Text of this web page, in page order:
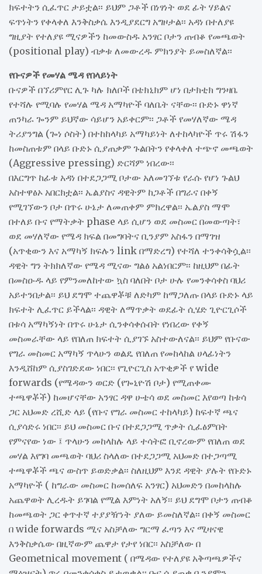
ክፍተትን ሲፈጥር ታይቷል፡፡ ይህም ጋቶች በነፃነት ወደ ፊት ሃይልና
ፍጥነትን የቀላቀለ እንቅስቃሴ እንዲያደርግ አግዞታል፡፡ አዳነ በተለያዩ
ግዚያት የተለያዩ ሚናዎችን ከመውስዱ አንፃር ቦታን ጠብቆ የመጫወት
(positional play) ብቃቱ ለመውረዱ ምክንያት ይመስለኛል፡፡
የቡናዎች የመሃል ሜዳ የበላይነት
ቡናዎች በኘሪምየር ሊጉ ካሉ ክለቦች በቴክኒክም ሆነ በታክቲክ ግንዛቤ
የተሻሉ የሚባሉ የመሃል ሜዳ አማካዮች ባለቤት ናቸው፡፡ ቡድኑ ዋነኛ
ጠንካራ ጐንም ይህኛው ሳይሆን አይቀርም፡፡ ጋቶች የመሃለኛው ሜዳ
ትሪያንግል (ጐነ ሶስት) በተከከላካይ አማካይነት ለተከላካዮች ጥሩ ሽፋን
ከመስጠቱም በላይ ቡድኑ ሲያጠቃም ጉልበትን የቀላቀለ ተጭኖ መጫወት
(Aggressive pressing) ድርሻም ነበረው፡፡
በእርግጥ ከፊቱ አዳነ በተደጋጋሚ ቦታው አለመገኘቱ የራሱ የሆነ ጉልህ
አስተዋፅኦ አበርክቷል፡፡ ኤልያስና ዳዊትም ከጋቶች በግራና በቀኝ
የሚገኘውን ቦታ በጥሩ ሁኔታ ለመጠቀም ምክረዋል፡፡ ኤልያስ ማሞ
በተለይ ቡና የማትቃት phase ላይ ሲሆን ወደ መስመር በመውጣት፣
ወደ መሃለኛው የሜዳ ክፍል በመግባትና ቢንያም አስፋን በማገዝ
(አጥቂውን እና አማካኝ ክፍሉን link በማድረግ) የተሻለ ተንቀሳቅሷል፡፡
ዳዊት ግን ትክክለኛው የሜዳ ሚናው ግልፅ አልነበርም፡፡ ከዚህም በፊት
በመስዑዱ ላይ የምንመለከተው ኳስ ባለበት ቦታ ሁሉ የመንቀሳቀስ ባህሪ
አይተንበታል፡፡ ይህ ደግሞ ተጨዋቾቹ ለድካም ከማጋለጡ በላይ ቡድኑ ላይ
ክፍተት ሊፈጥር ይችላል፡፡ ዳዊት ለማጥቃት ወደፊት ሲሄድ ጊዮርጊሶች
በቱሳ አማካኝነት በጥሩ ሁኔታ ሲንቀሳቀሱበት የነበረው የቀኝ
መስመራቸው ላይ የበለጠ ክፍተት ሲያገኙ አስተውለናል፡፡ ይህም የቡናው
የግራ መስመር አማካኝ ጥላሁን ወልዴ የበለጠ የመከላከል ሀላፊነትን
እንዲሸከም ሲያስገድደው ነበር፡፡ የጊዮርጊስ አጥቂዎች የ wide
forwards (የሜዳውን ወርድ (የጐኒዮሽ ቦታ) የሚጠቀሙ
ተጫዋቾች) ከመሆናቸው አንፃር ዳዋ ሁቴሳ ወደ መስመር እየወጣ ከቱሳ
ጋር አህመድ ረሺድ ላይ (የቡና የግራ መስመር ተከላካይ) ከፍተኛ ጫና
ሲያሳድሩ ነበር፡፡ ይህ መስመር ቡና በተደጋጋሚ ጥቃት ሲፈፅምበት
የምናየው ነው ፤ ጥላሁን መከላከሉ ላይ ተሳትፎ ቢኖረውም የበለጠ ወደ
መሃል እየገባ መጫወት ባህሪ ስላለው በተደጋጋሚ አህመድ በተጋጣሚ
ተጫዋቾች ጫና ውስጥ ይወድቃል፡፡ ስለዚህም እንደ ዳዊት ያሉት የቡድኑ
አማካዮች ( ከግራው መስመር ከመሰለፍ አንፃር) አህመድን በመከላከሉ
አጨዋወት ሊረዱት ይገባል የሚል እምነት አለኝ፡፡ ይህ ደግሞ ቦታን ጠብቆ
ከመጫወት ጋር ቀጥተኛ ተያያዥነት ያለው ይመስለኛል፡፡ በቀኝ መስመር
በ wide forwards ሚና አስቻለው ግርማ ፈጣን እና ሚዛናዊ
እንቅስቃሴው በዚኛውም ጨዋታ የታየ ነበር፡፡ አስቻለው በ
Geometnical movement ( በሜዳው የተለያዩ አቅጣጫዎችና